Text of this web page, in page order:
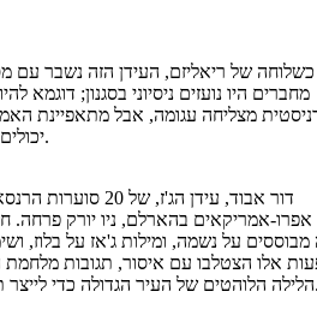
של ריאליזם, העידן הזה נשבר עם
מחברים היו נועזים ניסיוני בסגנון; דוגמא
מצליחה עגומה, אבל מתאפיינת
יכולים לשנות את העולם סביבם.
דור אבוד, עידן הג'ז, של 20 סוערות הרנסאנס הארלם (1917-1937)
אמריקאים בהארלם, ניו יורק פרחה.
על נשמה, ומילות ג'אז על בלוז,
אלו הצטלבו עם איסור, תגובות מלחמת
מתקדמת אנרגטית.